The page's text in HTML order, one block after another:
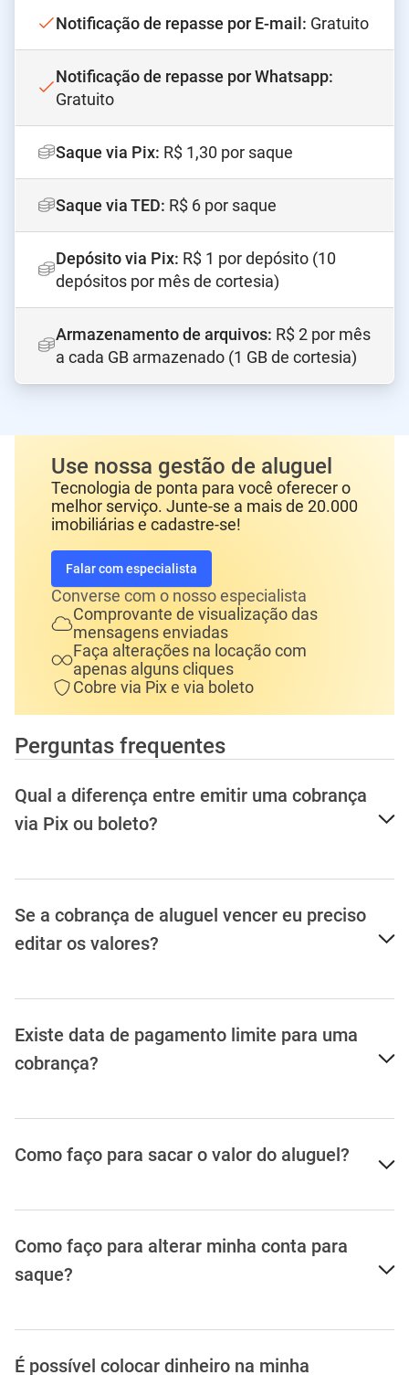
Notificação de repasse por E-mail : Gratuito
Notificação de repasse por Whatsapp:
Gratuito
Saque via Pix: R$ 1,30 por saque
Saque via TED: R$ 6 por saque
Depósito via Pix: R$ 1 por depósito (10
depósitos por mês de cortesia)
Armazenamento de arquivos: R$ 2 por mês
a cada GB armazenado (1 GB de cortesia)
Use nossa gestão de aluguel
Tecnologia de ponta para você oferecer o
melhor serviço. Junte-se a mais de 20.000
imobiliárias e cadastre-se!
Falar com especialista
Converse com o nosso especialista
Comprovante de visualização das
mensagens enviadas
Faça alterações na locação com
apenas alguns cliques
Cobre via Pix e via boleto
Perguntas frequentes
Qual a diferença entre emitir uma cobrança
via Pix ou boleto?
Se a cobrança de aluguel vencer eu preciso
editar os valores?
Existe data de pagamento limite para uma
cobrança?
Como faço para sacar o valor do aluguel?
Como faço para alterar minha conta para
saque?
É possível colocar dinheiro na minha